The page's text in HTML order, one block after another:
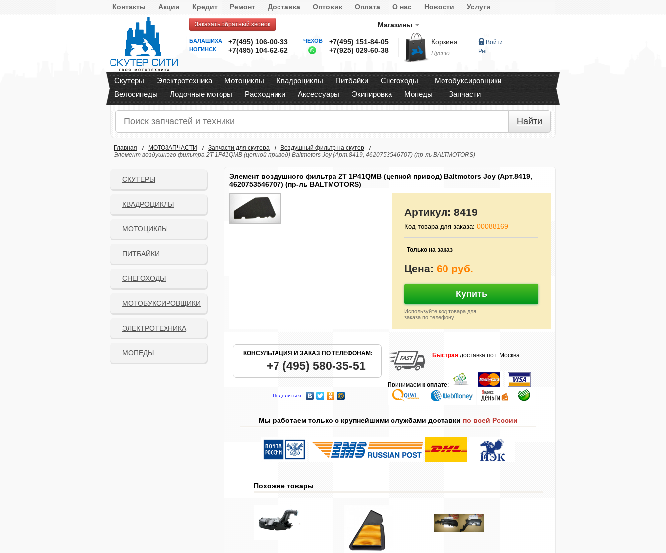
Контакты Акции Кредит Ремонт Доставка Оптовик Оплата О нас Новости Услуги
Заказать обратный звонок Магазины
БАЛАШИХА +7(495) 106-00-33
НОГИНСК +7(495) 104-62-62
ЧЕХОВ
+7(495) 151-84-05
+7(925) 029-60-38
Корзина
Пусто
Войти
Рег.
Скутеры Электротехника Мотоциклы Квадроциклы Питбайки Снегоходы
Мотобуксировщики
Велосипеды
Лодочные моторы Расходники Аксессуары Экипировка Мопеды Запчасти
Найти
Главная МОТОЗАПЧАСТИ Запчасти для скутера
Воздушный фильтр на скутер
Элемент воздушного фильтра 2Т 1P41QMB (цепной привод) Baltmotors Joy (Арт.8419, 4620753546707) (пр-ль BALTMOTORS)
СКУТЕРЫ
КВАДРОЦИКЛЫ
МОТОЦИКЛЫ
ПИТБАЙКИ
СНЕГОХОДЫ
МОТОБУКСИРОВЩИКИ
ЭЛЕКТРОТЕХНИКА
МОПЕДЫ
Элемент воздушного фильтра 2Т 1P41QMB (цепной привод) Baltmotors Joy (Арт.8419,
4620753546707) (пр-ль BALTMOTORS)
Артикул: 8419
Код товара для заказа: 00088169
Только на заказ
Цена: 60 руб.
Купить
Используйте код товара для
заказа по телефону
КОНСУЛЬТАЦИЯ И ЗАКАЗ ПО ТЕЛЕФОНАМ:
+7 (495) 580-35-51
Поделиться
Быстрая доставка по г. Москва
Принимаем к оплате:
Мы работаем только с крупнейшими службами доставки по всей России
Похожие товары